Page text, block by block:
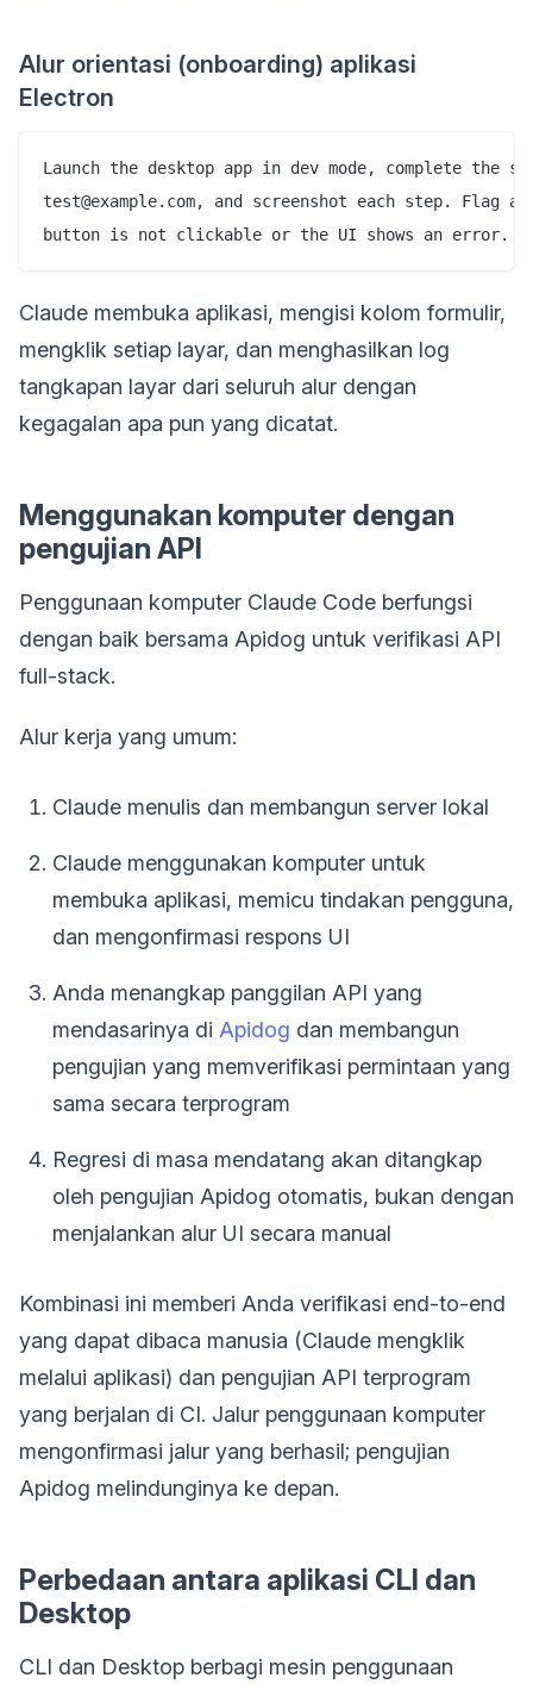
Alur orientasi (onboarding) aplikasi
Electron
Launch the desktop app in dev mode, complete the
test@example.com, and screenshot each step. Flag
Claude membuka aplikasi, mengisi kolom formulir,
mengklik setiap layar, dan menghasilkan log
tangkapan layar dari seluruh alur dengan
kegagalan apa pun yang dicatat.
Menggunakan komputer dengan
pengujian API
Penggunaan komputer Claude Code berfungsi
dengan baik bersama Apidog untuk verifikasi API
full-stack.
Alur kerja yang umum:
Claude menulis dan membangun server lokal
Claude menggunakan komputer untuk
membuka aplikasi, memicu tindakan pengguna,
dan mengonfirmasi respons UI
Anda menangkap panggilan API yang
mendasarinya di Apidog dan membangun
pengujian yang memverifikasi permintaan yang
sama secara terprogram
Regresi di masa mendatang akan ditangkap
oleh pengujian Apidog otomatis, bukan dengan
menjalankan alur UI secara manual
Kombinasi ini memberi Anda verifikasi end-to-end
yang dapat dibaca manusia (Claude mengklik
melalui aplikasi) dan pengujian API terprogram
yang berjalan di CI. Jalur penggunaan komputer
mengonfirmasi jalur yang berhasil; pengujian
Apidog melindunginya ke depan.
Perbedaan antara aplikasi CLI dan
Desktop
CLI dan Desktop berbagi mesin penggunaan